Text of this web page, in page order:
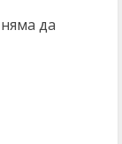
да